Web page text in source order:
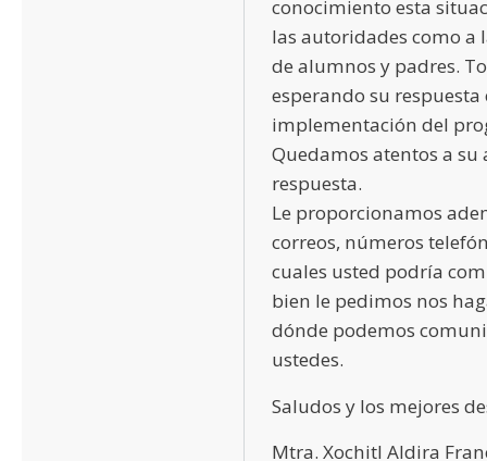
conocimiento esta
las autoridades como a
de alumnos y padres.
esperando su respuesta
implementación del
Quedamos atentos a su
respuesta.
Le proporcionamos
correos, números
cuales usted podría
bien le pedimos nos
dónde podemos
ustedes.
Saludos y los mejores
Mtra. Xochitl Aldira